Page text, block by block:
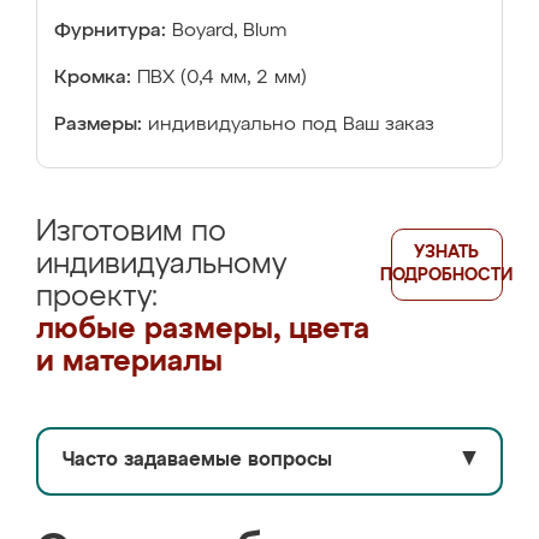
Фурнитура: Boyard, Blum
Кромка: ПВХ (0,4 мм, 2 мм)
Размеры: индивидуально под Ваш заказ
Изготовим по
индивидуальному
проекту:
любые размеры, цвета
и материалы
УЗНАТЬ
ПОДРОБНОСТИ
Часто задаваемые вопросы ▼